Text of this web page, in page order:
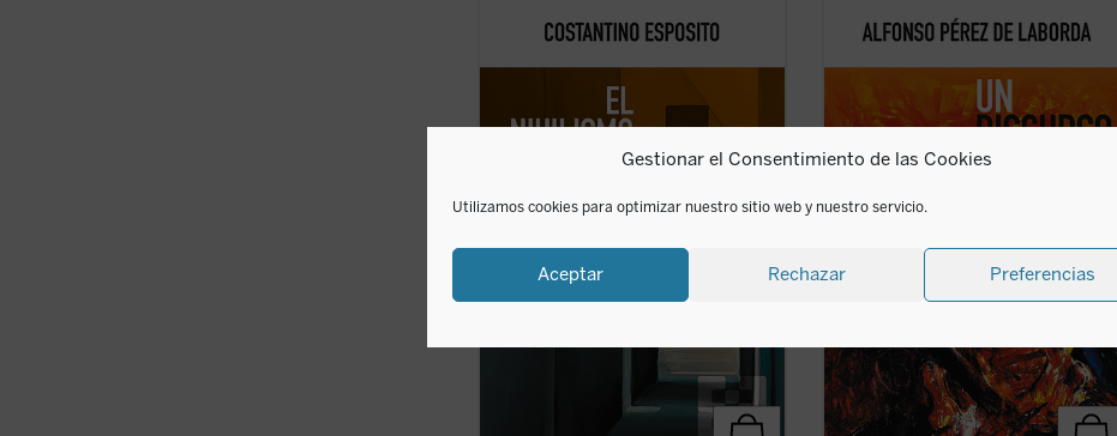
Gestionar el Consentimiento de las Cookies
Utilizamos cookies para optimizar nuestro sitio web y nuestro servicio.
Aceptar Rechazar Preferencias
El nihilismo se ha convertido en nuestro
modo una forma de pensamiento que, en
el pasado, con sus críticas y propuestas,
abocaba a una pérdida de valores e
(ver ficha)
Punto omega: punto atractivo de
de amejoramiento. No montonera
informe. Punto de encarnación. La
realidad se nos ofrece en elvínculo
realidad. Nuestras líneas de ...